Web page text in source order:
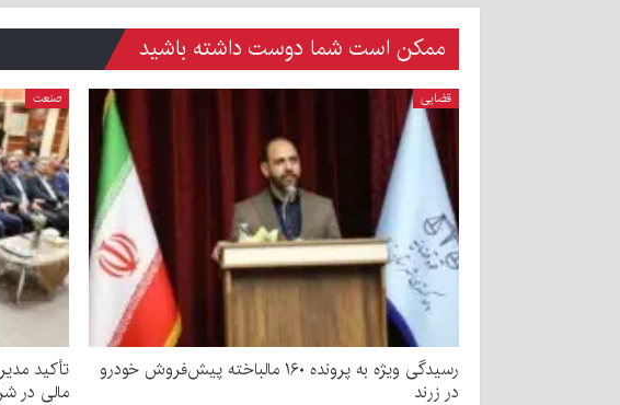
ممکن است شما دوست داشته باشید
قضایی
رسیدگی ویژه به پرونده ۱۶۰ مالباخته پیش‌فروش خودرو
در زرند
صنعت
تأکید
مالی در